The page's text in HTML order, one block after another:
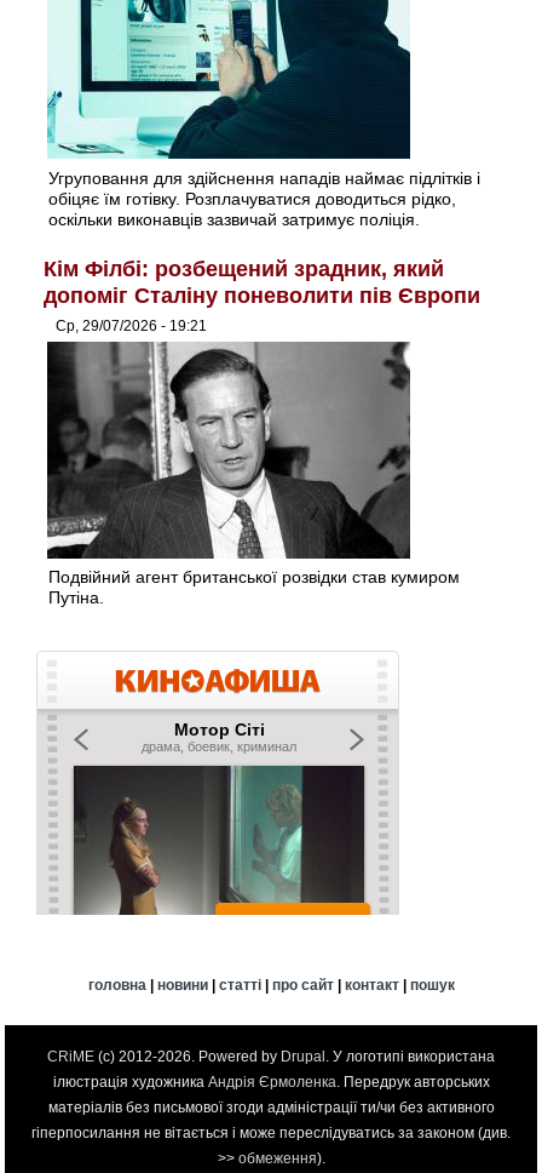
Угруповання для здійснення нападів наймає підлітків і
обіцяє їм готівку. Розплачуватися доводиться рідко,
оскільки виконавців зазвичай затримує поліція.
Кім Філбі: розбещений зрадник, який
допоміг Сталіну поневолити пів Європи
Ср, 29/07/2026 - 19:21
Подвійний агент британської розвідки став кумиром
Путіна.
головна | новини| статті| про сайт| контакт| пошук
CRiME (c) 2012-2026. Powered by Drupal . У логотипі використана
ілюстрація художника Андрія Єрмоленка . Передрук авторських
матеріалів без письмової згоди адміністрації ти/чи без активного
гіперпосилання не вітається і може переслідуватись за законом (див.
>> обмеження).